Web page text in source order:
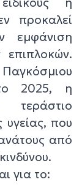
προκαλεί
εμφάνιση
2025, η
που
από
για το: